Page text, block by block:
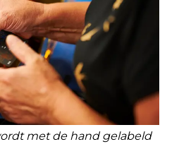
met de hand gelabeld